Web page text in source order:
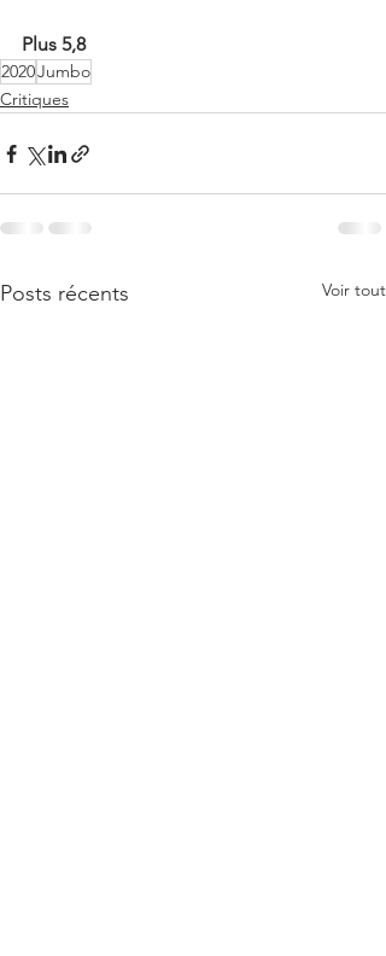
Plus 5,8
2020Jumbo
Critiques
Posts récents Voir tout